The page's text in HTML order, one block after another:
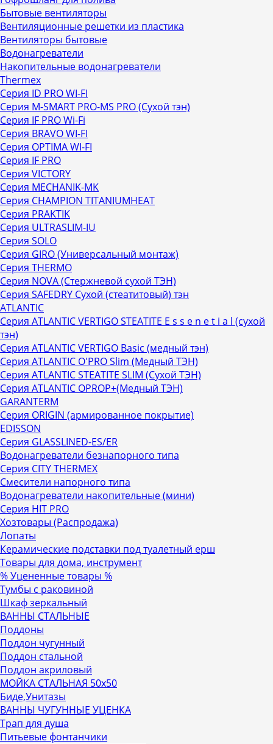
Бытовые вентиляторы
Вентиляционные решетки из пластика
Вентиляторы бытовые
Водонагреватели
Накопительные водонагреватели
Thermex
Серия ID PRO WI-FI
Серия M-SMART PRO-MS PRO (Сухой тэн)
Серия IF PRO Wi-Fi
Серия BRAVO WI-FI
Серия OPTIMA WI-FI
Серия IF PRO
Серия VICTORY
Серия MECHANIK-MK
Серия CHAMPION TITANIUMHEAT
Серия PRAKTIK
Серия ULTRASLIM-IU
Серия SOLO
Серия GIRO (Универсальный монтаж)
Серия THERMO
Серия NOVA (Стержневой сухой ТЭН)
Серия SAFEDRY Сухой (стеатитовый) тэн
ATLANTIC
Серия ATLANTIC VERTIGO STEATITE E s s e n е t i a l (сухой
тэн)
Серия ATLANTIC VERTIGO Basic (медный тэн)
Серия ATLANTIC O'PRO Slim (Медный ТЭН)
Серия ATLANTIC STEATITE SLIM (Сухой ТЭН)
Серия ATLANTIC OPROP+(Медный ТЭН)
GARANTERM
Серия ORIGIN (армированное покрытие)
EDISSON
Серия GLASSLINED-ES/ER
Водонагреватели безнапорного типа
Серия CITY THERMEX
Смесители напорного типа
Водонагреватели накопительные (мини)
Серия HIT PRO
Хозтовары (Распродажа)
Лопаты
Керамические подставки под туалетный ерш
Товары для дома, инструмент
% Уцененные товары %
Тумбы с раковиной
Шкаф зеркальный
ВАННЫ СТАЛЬНЫЕ
Поддоны
Поддон чугунный
Поддон стальной
Поддон акриловый
МОЙКА СТАЛЬНАЯ 50х50
Биде,Унитазы
ВАННЫ ЧУГУННЫЕ УЦЕНКА
Трап для душа
Питьевые фонтанчики